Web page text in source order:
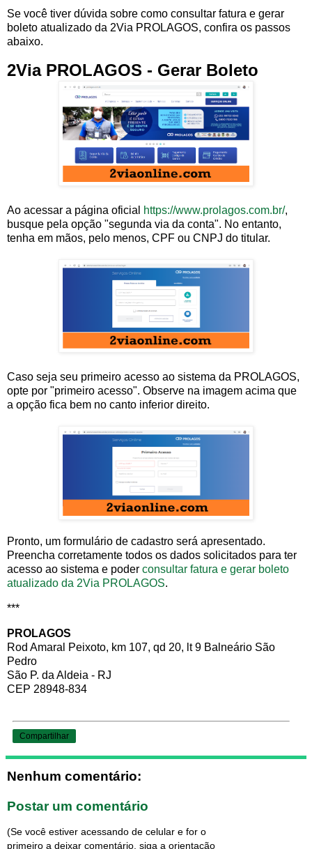
Se você tiver dúvida sobre como consultar fatura e gerar
boleto atualizado da 2Via PROLAGOS, confira os passos
abaixo.
2Via PROLAGOS - Gerar Boleto
Ao acessar a página oficial https://www.prolagos.com.br/,
busque pela opção "segunda via da conta". No entanto,
tenha em mãos, pelo menos, CPF ou CNPJ do titular.
Caso seja seu primeiro acesso ao sistema da PROLAGOS,
opte por "primeiro acesso". Observe na imagem acima que
a opção fica bem no canto inferior direito.
Pronto, um formulário de cadastro será apresentado.
Preencha corretamente todos os dados solicitados para ter
acesso ao sistema e poder consultar fatura e gerar boleto
atualizado da 2Via PROLAGOS.
***
PROLAGOS
Rod Amaral Peixoto, km 107, qd 20, lt 9 Balneário São
Pedro
São P. da Aldeia - RJ
CEP 28948-834
Compartilhar
Nenhum comentário:
Postar um comentário
(Se você estiver acessando de celular e for o
primeiro a deixar comentário, siga a orientação